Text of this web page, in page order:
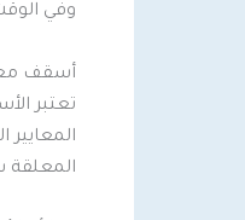
وفي
أسقف
تعتبر
المعلقة